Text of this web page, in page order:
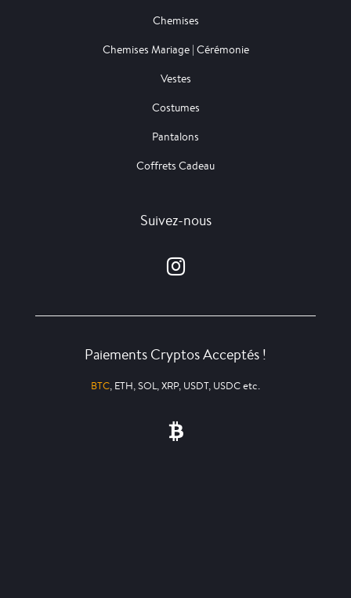
Chemises
Chemises Mariage | Cérémonie
Vestes
Costumes
Pantalons
Coffrets Cadeau
Suivez-nous
Paiements Cryptos Acceptés !
BTC, ETH, SOL, XRP, USDT, USDC etc.